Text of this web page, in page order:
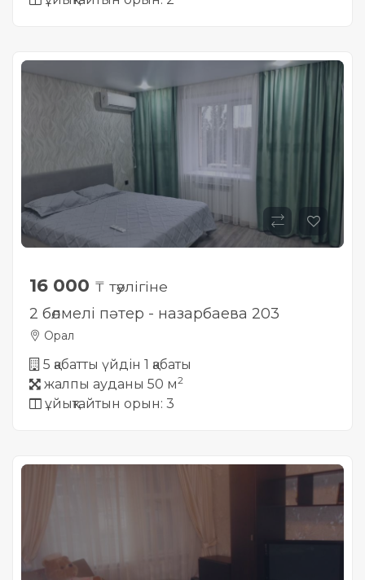
16 000 ₸ тәулігіне
2 бөлмелі пәтер - назарбаева 203
Орал
5 қабатты үйдін 1 қабаты
жалпы ауданы 50 м2
ұйықтайтын орын: 3